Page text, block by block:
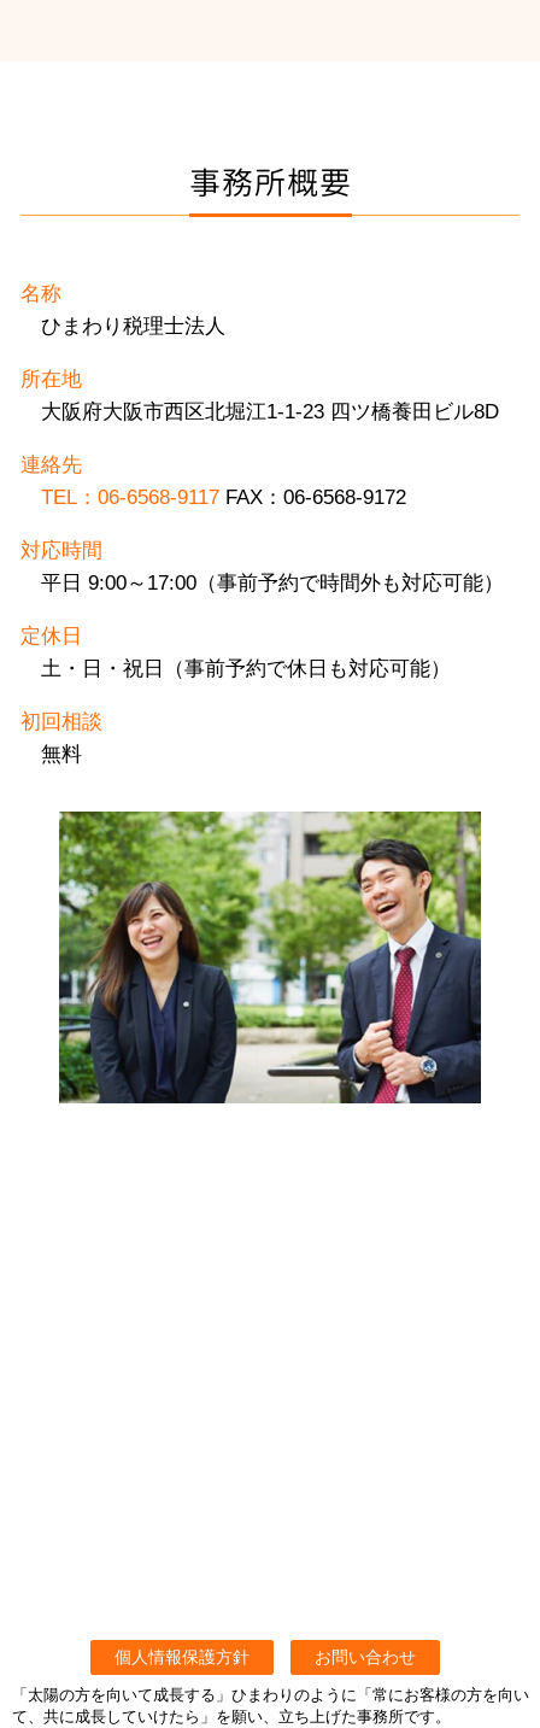
事務所概要
名称
ひまわり税理士法人
所在地
大阪府大阪市西区北堀江1-1-23 四ツ橋養田ビル8D
連絡先
TEL：06-6568-9117 FAX：06-6568-9172
対応時間
平日 9:00～17:00（事前予約で時間外も対応可能）
定休日
土・日・祝日（事前予約で休日も対応可能）
初回相談
無料
個人情報保護方針 お問い合わせ
「太陽の方を向いて成長する」ひまわりのように「常にお客様の方を向い
て、共に成長していけたら」を願い、立ち上げた事務所です。